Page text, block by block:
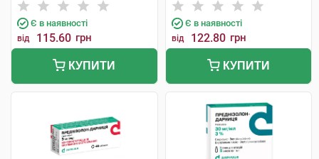
Є в наявності
від 115.60 грн
КУПИТИ
Є в наявності
від 122.80 грн
КУПИТИ